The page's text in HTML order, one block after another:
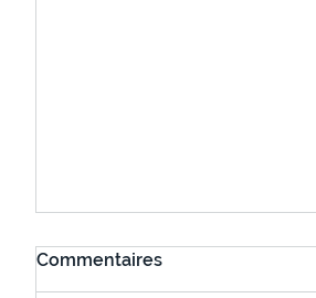
Commentaires